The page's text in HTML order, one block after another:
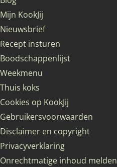
Mijn KookJij
Nieuwsbrief
Recept insturen
Boodschappenlijst
Weekmenu
Thuis koks
Cookies op KookJij
Gebruikersvoorwaarden
Disclaimer en copyright
Privacyverklaring
Onrechtmatige inhoud melden